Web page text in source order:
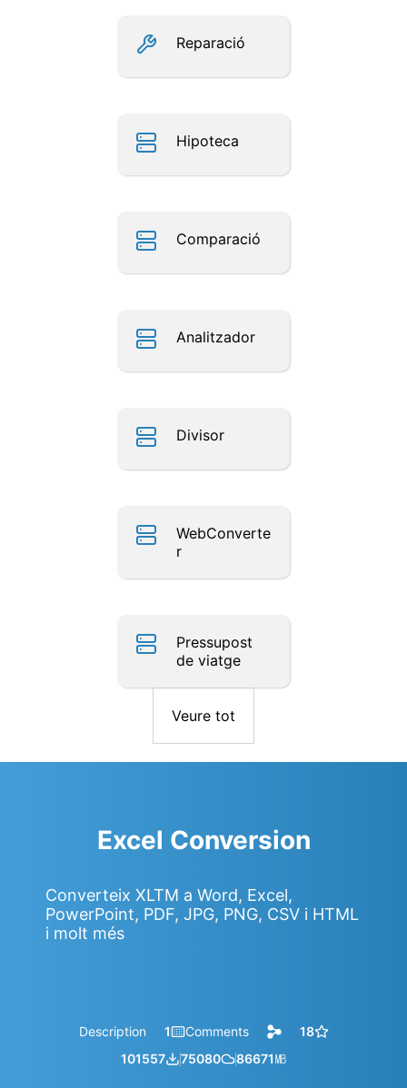
Reparació
Hipoteca
Comparació
Analitzador
Divisor
WebConverte
r
Pressupost
de viatge
Veure tot
Excel Conversion
Converteix XLTM a Word, Excel,
PowerPoint, PDF, JPG, PNG, CSV i HTML
i molt més
Description 1 Comments
18
101557
75080 86671㎆︎